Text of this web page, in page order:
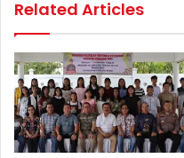
Related Articles